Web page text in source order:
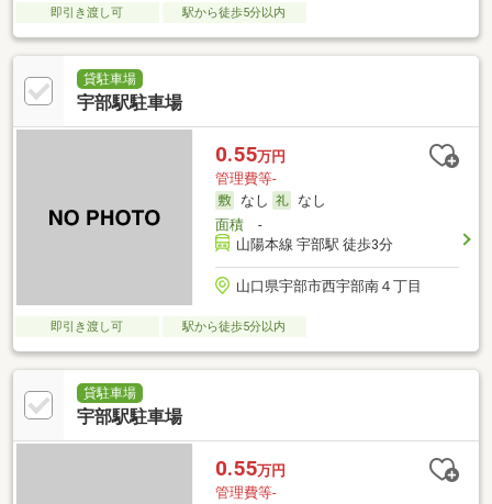
即引き渡し可 駅から徒歩5分以内
貸駐車場
宇部駅駐車場
0.55万円
管理費等-
なし
なし
面積-
山陽本線 宇部駅 徒歩3分
山口県宇部市西宇部南４丁目
即引き渡し可 駅から徒歩5分以内
貸駐車場
宇部駅駐車場
0.55万円
管理費等-